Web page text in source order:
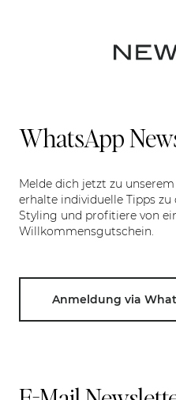
WhatsApp
Melde dich jetzt zu
erhalte individuelle Tipps zu
Styling und profitiere von
Willkommensgutschein.
Anmeldung via